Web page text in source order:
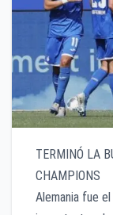
TERMINÓ LA
CHAMPIONS
Alemania fue